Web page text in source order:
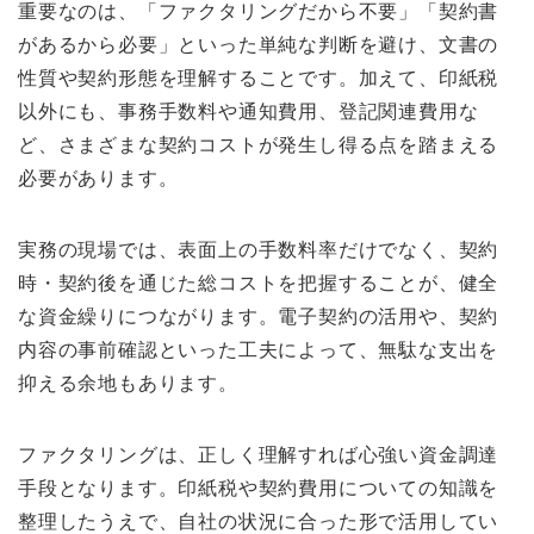
重要なのは、「ファクタリングだから不要」「契約書
があるから必要」といった単純な判断を避け、文書の
性質や契約形態を理解することです。加えて、印紙税
以外にも、事務手数料や通知費用、登記関連費用な
ど、さまざまな契約コストが発生し得る点を踏まえる
必要があります。
実務の現場では、表面上の手数料率だけでなく、契約
時・契約後を通じた総コストを把握することが、健全
な資金繰りにつながります。電子契約の活用や、契約
内容の事前確認といった工夫によって、無駄な支出を
抑える余地もあります。
ファクタリングは、正しく理解すれば心強い資金調達
手段となります。印紙税や契約費用についての知識を
整理したうえで、自社の状況に合った形で活用してい